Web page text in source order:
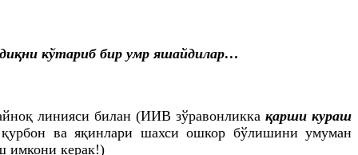
кўтариб бир умр яшайдилар…
линияси билан (ИИВ зўравонликка қарши кураш
ва яқинлари шахси ошкор бўлишини умуман
имкони керак!)